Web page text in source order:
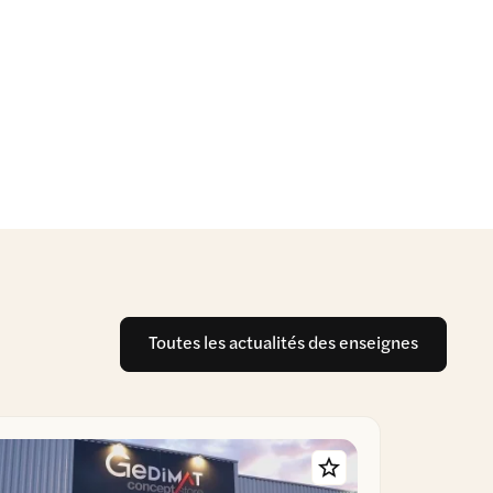
Toutes les actualités des enseignes